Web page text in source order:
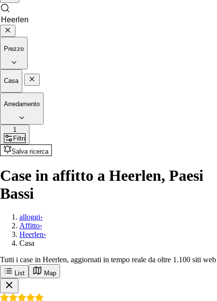
Prezzo
Casa
Arredamento
1
Filtri
Salva ricerca
Case in affitto a Heerlen, Paesi
Bassi
alloggi›
Affitto›
Heerlen›
Casa
Tutti i case in Heerlen, aggiornati in tempo reale da oltre 1.100 siti web
List Map